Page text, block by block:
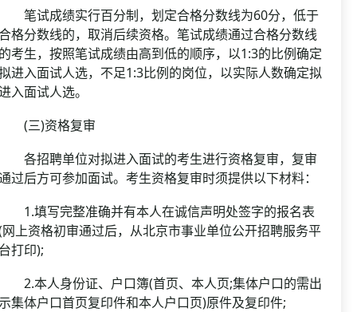
试成绩实行百分制，划定合格分数线为60分，低于
格分数线的，取消后续资格。笔试成绩通过合格分数线
考生，按照笔试成绩由高到低的顺序，以1:3的比例确定
进入面试人选，不足1:3比例的岗位，以实际人数确定拟
入面试人选。
三)资格复审
招聘单位对拟进入面试的考生进行资格复审，复审
过后方可参加面试。考生资格复审时须提供以下材料：
填写完整准确并有本人在诚信声明处签字的报名表
上资格初审通过后，从北京市事业单位公开招聘服务平
打印);
本人身份证、户口簿(首页、本人页;集体户口的需出
集体户口首页复印件和本人户口页)原件及复印件;